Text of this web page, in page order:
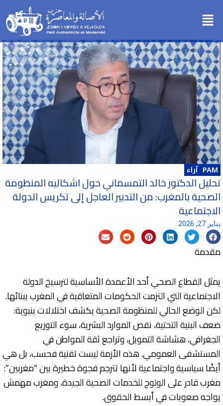
إلىMenu
PAM آراء
تحليل الدكتور خالد التمسماني حول اشكاليه المنظومة
الصحية بالمغرب: من التدبير العاجل إلى تكريس الدولة
الاجتماعية
يناير 27, 2026
مقدمة
يمثل القطاع الصحي أحد الأعمدة الأساسية لترسيخ الدولة
الاجتماعية التي التزمت الحكومات المتعاقبة في المغرب ببنائها.
لكن الوضع الحالي للمنظومة الصحية يكشف اختلالات بنيوية:
ضعف البنية التحتية، نقص الموارد البشرية، سوء التوزيع
الجغرافي، هشاشة التمويل، وتراجع ثقة المواطن في
المستشفى العمومي. هذه الأزمة ليست تقنية فحسب، بل هي
أيضًا سياسية واجتماعية لأنها تترجم فجوة خطيرة بين “مغربين”:
مغرب قادر على الولوج للخدمات الصحية الجيدة، ومغرب مهمش
يواجه صعوبات في أبسط الحقوق.